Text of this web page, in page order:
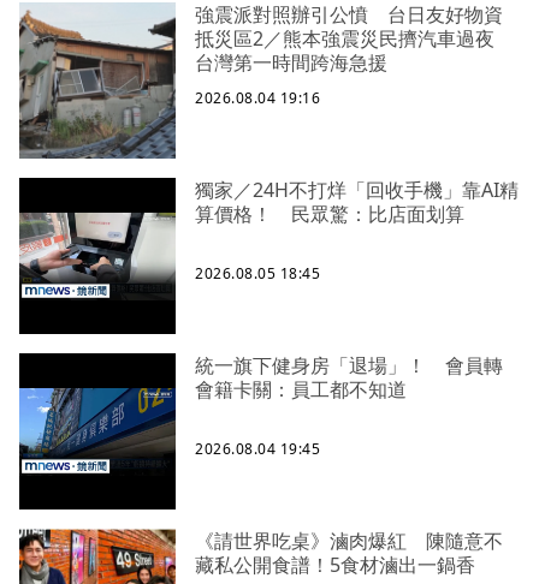
強震派對照辦引公憤 台日友好物資
抵災區2／熊本強震災民擠汽車過夜
台灣第一時間跨海急援
2026.08.04 19:16
獨家／24H不打烊「回收手機」靠AI精
算價格！ 民眾驚：比店面划算
2026.08.05 18:45
統一旗下健身房「退場」！ 會員轉
會籍卡關：員工都不知道
2026.08.04 19:45
《請世界吃桌》滷肉爆紅 陳隨意不
藏私公開食譜！5食材滷出一鍋香